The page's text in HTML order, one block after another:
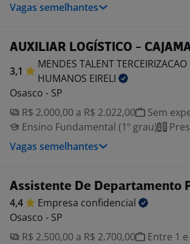
Vagas semelhantes
AUXILIAR LOGÍSTICO -
3,1
MENDES TALENT TERCEIRIZACAO
HUMANOS EIRELI
Osasco - SP
R$ 2.000,00 a R$ 2.022,00
Sem
Ensino Fundamental (1º grau)
Vagas semelhantes
Assistente De Departamento
4,4 Empresa confidencial
Osasco - SP
R$ 2.500,00 a R$ 2.700,00
Entre 1